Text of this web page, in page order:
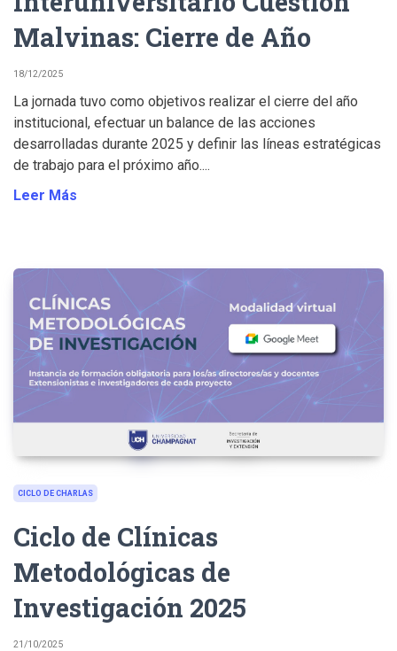
Malvinas: Cierre de Año
18/12/2025
La jornada tuvo como objetivos realizar el cierre del año
institucional, efectuar un balance de las acciones
desarrolladas durante 2025 y definir las líneas estratégicas
de trabajo para el próximo año....
Leer Más
CICLO DE CHARLAS
Ciclo de Clínicas
Metodológicas de
Investigación 2025
21/10/2025